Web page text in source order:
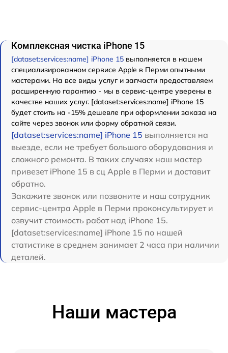
Комплексная чистка iPhone 15
[dataset:services:name] iPhone 15 выполняется в нашем
специализированном сервисе Apple в Перми опытными
мастерами. На все виды услуг и запчасти предоставляем
расширенную гарантию - мы в сервис-центре уверены в
качестве наших услуг. [dataset:services:name] iPhone 15
будет стоить на -15% дешевле при оформлении заказа на
сайте через звонок или форму обратной связи.
[dataset:services:name] iPhone 15 выполняется на
выезде, если не требует большого оборудования и
сложного ремонта. В таких случаях наш мастер
привезет iPhone 15 в сц Apple в Перми и доставит
обратно.
Закажите звонок или позвоните и наш сотрудник
сервис-центра Apple в Перми проконсультирует и
озвучит стоимость работ над iPhone 15.
[dataset:services:name] iPhone 15 по нашей
статистике в среднем занимает 2 часа при наличии
деталей.
Наши мастера